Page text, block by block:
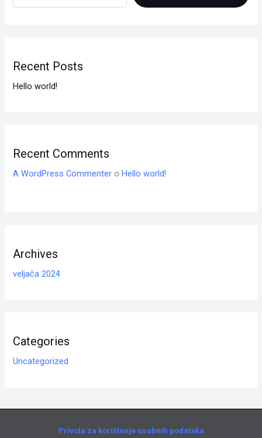
Recent Posts
Hello world!
Recent Comments
A WordPress Commenter oHello world!
Archives
veljača 2024
Categories
Uncategorized
Privola za korištenje osobnih podataka